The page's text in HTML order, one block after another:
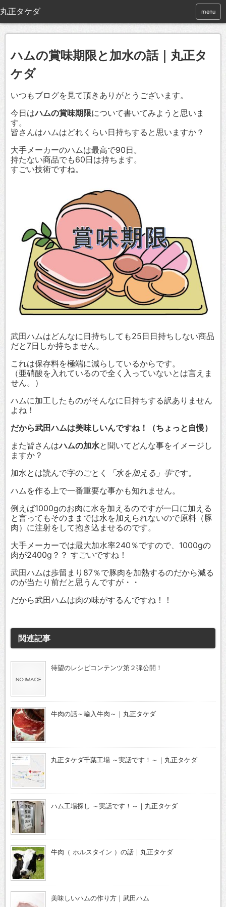
menu
ハムの賞味期限と加水の話｜丸正タ
ケダ
いつもブログを見て頂きありがとうございます。
今日はハムの賞味期限について書いてみようと思いま
す。
皆さんはハムはどれくらい日持ちすると思いますか？
大手メーカーのハムは最高で90日。
持たない商品でも60日は持ちます。
すごい技術ですね。
武田ハムはどんなに日持ちしても25日日持ちしない商品
だと7日しか持ちません。
これは保存料を極端に減らしているからです。
（亜硝酸を入れているので全く入っていないとは言えま
せん。）
ハムに加工したものがそんなに日持ちする訳ありません
よね！
だから武田ハムは美味しいんですね！（ちょっと自慢）
また皆さんはハムの加水と聞いてどんな事をイメージし
ますか？
加水とは読んで字のごとく
「水を加える」事です。
ハムを作る上で一番重要な事かも知れません。
例えば1000gのお肉に水を加えるのですが一口に加える
と言ってもそのままでは水を加えられないので原料（豚
肉）に注射をして抱き込ませるのです。
大手メーカーでは最大加水率240％ですので、1000gの
肉が2400g？？ すごいですね！
武田ハムは歩留まり87％で豚肉を加熱するのだから減る
のが当たり前だと思うんですが・・
だから武田ハムは肉の味がするんですね！！
関連記事
待望のレシピコンテンツ第２弾公開！
牛肉の話～輸入牛肉～｜丸正タケダ
丸正タケダ千葉工場 ～実話です！～｜丸正タケダ
ハム工場探し ～実話です！～｜丸正タケダ
牛肉（ ホルスタイン ）の話｜丸正タケダ
美味しいハムの作り方｜武田ハム